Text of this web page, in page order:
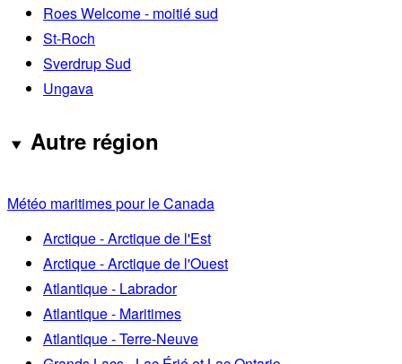
Roes Welcome - moitié sud
St-Roch
Sverdrup Sud
Ungava
Autre région
Météo maritimes pour le Canada
Arctique - Arctique de l'Est
Arctique - Arctique de l'Ouest
Atlantique - Labrador
Atlantique - Maritimes
Atlantique - Terre-Neuve